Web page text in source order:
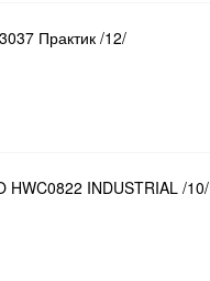
Практик /12/
HWC0822 INDUSTRIAL /10/